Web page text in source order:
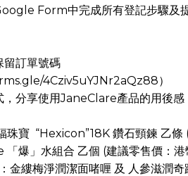
Form中完成所有登記步驟及
訂單號碼
4Cziv5uYJNr2aQz88）
，分享使用JaneClare產品的用後感
珠寶 “Hexicon”18K 鑽石頸鍊 乙
爆」水組合 乙個 (建議零售價：
縷梅淨潤潔面啫喱 及 人參滋潤奇